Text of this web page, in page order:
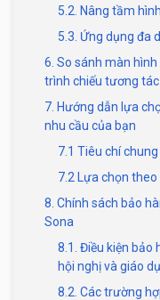
5.2. Nâng tầm
5.3. Ứng dụng đa
6. So sánh màn
trình chiếu tương
7. Hướng dẫn lựa
nhu cầu của bạn
7.1 Tiêu chí
7.2 Lựa chọn
8. Chính sách bảo
Sona
8.1. Điều kiện
hội nghị và giáo
8.2. Các trường